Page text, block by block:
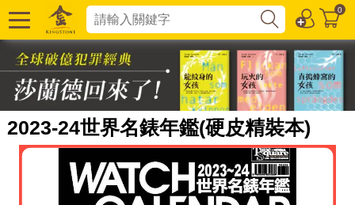
0
2023-24世界名錶年鑑(硬皮精裝本)